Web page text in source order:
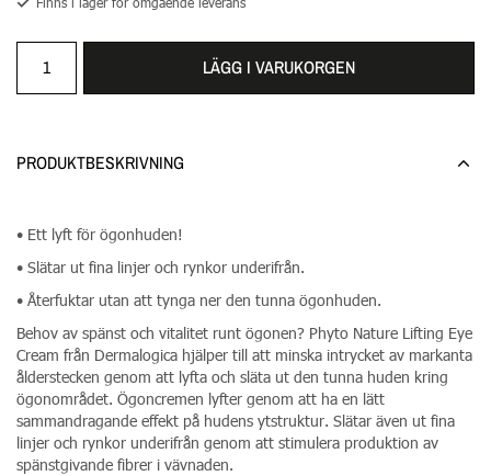
LÄGG I VARUKORGEN
PRODUKTBESKRIVNING
• Ett lyft för ögonhuden!
• Slätar ut fina linjer och rynkor underifrån.
• Återfuktar utan att tynga ner den tunna ögonhuden.
Behov av spänst och vitalitet runt ögonen? Phyto Nature Lifting Eye
Cream från Dermalogica hjälper till att minska intrycket av markanta
ålderstecken genom att lyfta och släta ut den tunna huden kring
ögonområdet. Ögoncremen lyfter genom att ha en lätt
sammandragande effekt på hudens ytstruktur. Slätar även ut fina
linjer och rynkor underifrån genom att stimulera produktion av
spänstgivande fibrer i vävnaden.